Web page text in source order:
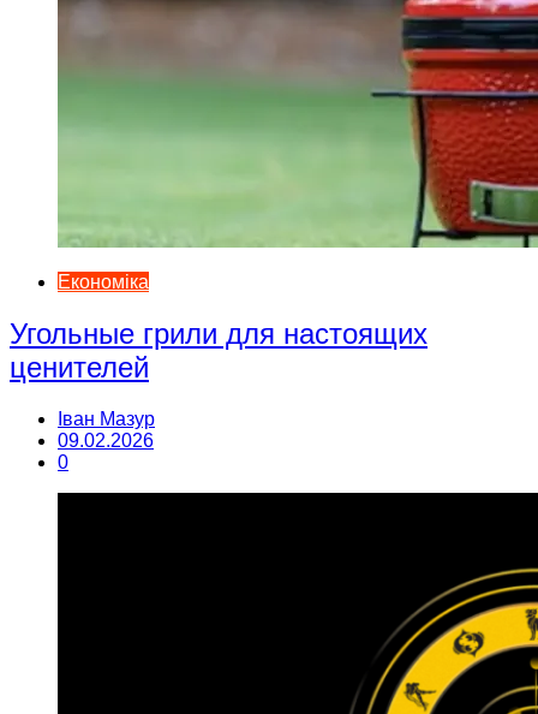
Економіка
Угольные грили для настоящих
ценителей
Іван Мазур
09.02.2026
0